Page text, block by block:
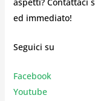
ed immediato!
Seguici su
Facebook
Youtube